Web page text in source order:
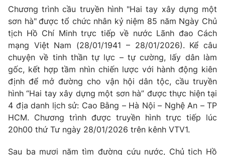
Thị trường
Góc doanh nghiệp
Truyền hình
Phim VTV
Hậu trường
Nhân vật
Khán giả
Giải sao mai
Giải trí
Điện ảnh
Âm nhạc
Sao
Đời sống
Du lịch
Làm đẹp
Giáo dục
Tuyển sinh
Học trực tuyến
Chương trình cầu truyền hình "Hai tay xây dựng một
sơn hà" được tổ chức nhân kỷ niệm 85 năm Ngày Chủ
tịch Hồ Chí Minh trực tiếp về nước Lãnh đao Cách
mạng Việt Nam (28/01/1941 – 28/01/2026). Kể câu
chuyện về tinh thần tự lực – tự cường, lấy dân làm
gốc, kết hợp tầm nhìn chiến lược với hành động kiên
định để mở đường cho vận hội dân tộc, cầu truyền
hình “Hai tay xây dựng một sơn hà” được thực hiện tại
4 địa danh lịch sử: Cao Bằng – Hà Nội – Nghệ An – TP
HCM. Chương trình được truyền hình trực tiếp lúc
20h00 thứ Tư ngày 28/01/2026 trên kênh VTV1.
Sau ba mươi năm tìm đường cứu nước, Chủ tịch Hồ